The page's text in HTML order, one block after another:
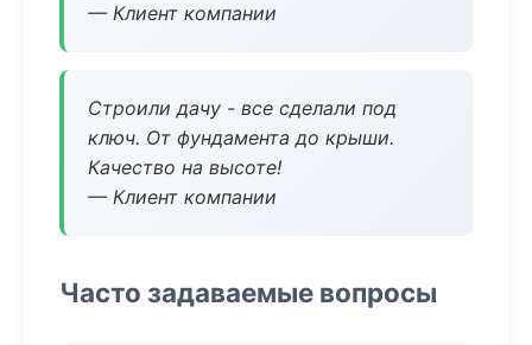
— Клиент компании
Строили дачу - все сделали под
ключ. От фундамента до крыши.
Качество на высоте!
— Клиент компании
Часто задаваемые вопросы